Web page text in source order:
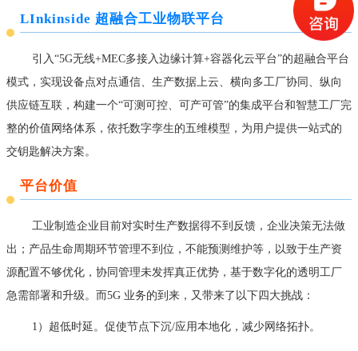
LInkinside 超融合工业物联平台
引入“5G无线+MEC多接入边缘计算+容器化云平台”的超融合平台
模式，实现设备点对点通信、生产数据上云、横向多工厂协同、纵向
供应链互联，构建一个“可测可控、可产可管”的集成平台和智慧工厂完
整的价值网络体系，依托数字孪生的五维模型，为用户提供一站式的
交钥匙解决方案。
平台价值
工业制造企业目前对实时生产数据得不到反馈，企业决策无法做
出；产品生命周期环节管理不到位，不能预测维护等，以致于生产资
源配置不够优化，协同管理未发挥真正优势，基于数字化的透明工厂
急需部署和升级。而5G 业务的到来，又带来了以下四大挑战：
1）超低时延。促使节点下沉/应用本地化，减少网络拓扑。